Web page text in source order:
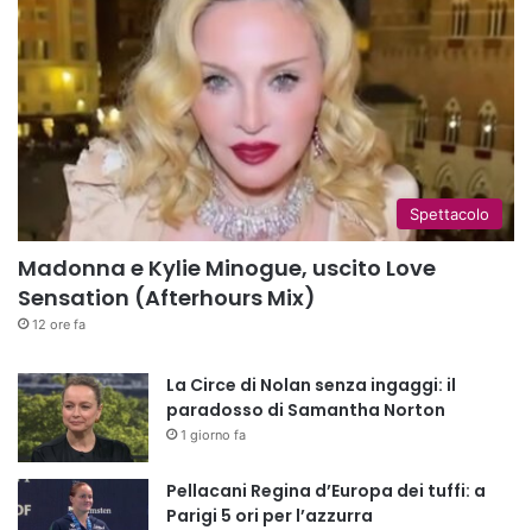
Spettacolo
Madonna e Kylie Minogue, uscito Love
Sensation (Afterhours Mix)
12 ore fa
La Circe di Nolan senza ingaggi: il
paradosso di Samantha Norton
1 giorno fa
Pellacani Regina d’Europa dei tuffi: a
Parigi 5 ori per l’azzurra